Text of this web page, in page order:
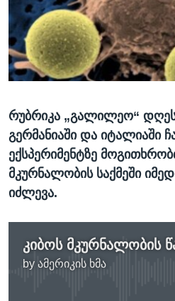
ᲡᲢᲣᲓᲘᲐ ᲕᲐᲨᲘᲜᲒᲢᲝᲜᲘ
ᲔᲙᲝᲜᲝᲛᲘᲙᲐ
ᲯᲐᲜᲛᲠᲗᲔᲚᲝᲑᲐ
ᲛᲔᲪᲜᲘᲔᲠᲔᲑᲐ
ᲙᲣᲚᲢᲣᲠᲐ
ᲒᲐᲚᲘᲚᲔᲝ
ᲓᲔᲖᲘᲜᲤᲝᲠᲛᲐᲪᲘᲐ
Learning English
ᲗᲕᲐᲚᲘ ᲒᲕᲐᲓᲔᲕᲜᲔᲗ
ენები
რუბრიკა „გალილეო“ დღეს
გერმანიაში და იტალიაში
ექსპერიმენტზე
მკურნალობის საქმეში
იძლევა.
by ამერიკის ხმა
No media source